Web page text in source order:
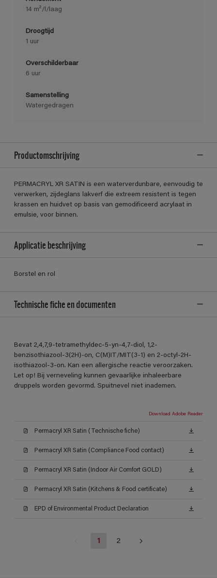
14 m²/l/laag
Droogtijd
1 uur
Overschilderbaar
6 uur
Samenstelling
Watergedragen
Productomschrijving
PERMACRYL XR SATIN is een waterverdunbare, eenvoudig te
verwerken, zijdeglans lakverf die extreem resistent is tegen
krassen en huidvet op basis van gemodificeerd acrylaat in
emulsie, voor binnen.
Applicatie beschrijving
Borstel en rol
Technische fiche en documenten
Bevat 2,4,7,9-tetramethyldec-5-yn-4,7-diol, 1,2-
benzisothiazool-3(2H)-on, C(M)IT/MIT(3-1) en 2-octyl-2H-
isothiazool-3-on. Kan een allergische reactie veroorzaken.
Let op! Bij verneveling kunnen gevaarlijke inhaleerbare
druppels worden gevormd. Spuitnevel niet inademen.
Download Adobe Reader
Permacryl XR Satin (Technische fiche)
Permacryl XR Satin (Compliance Food contact)
Permacryl XR Satin (Indoor Air Comfort GOLD)
Permacryl XR Satin (Kitchens & Food certificate)
EPD of Environmental Product Declaration
1 2